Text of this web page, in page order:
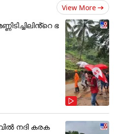
View More
ഭ
നദി കരക